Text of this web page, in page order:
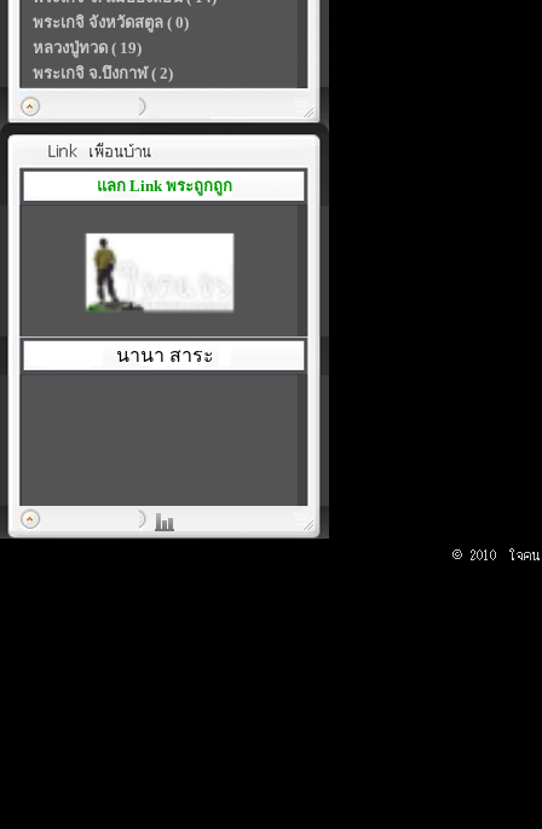
พระเกจิ จังหวัดสตูล ( 0)
หลวงปู่ทวด ( 19)
พระเกจิ จ.บึงกาฬ ( 2)
แลก Link พระถูกถูก
นานา สาระ